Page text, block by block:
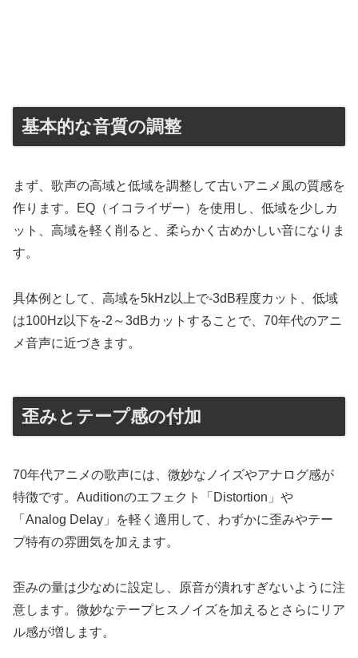
基本的な音質の調整
まず、歌声の高域と低域を調整して古いアニメ風の質感を
作ります。EQ（イコライザー）を使用し、低域を少しカ
ット、高域を軽く削ると、柔らかく古めかしい音になりま
す。
具体例として、高域を5kHz以上で-3dB程度カット、低域
は100Hz以下を-2～3dBカットすることで、70年代のアニ
メ音声に近づきます。
歪みとテープ感の付加
70年代アニメの歌声には、微妙なノイズやアナログ感が
特徴です。Auditionのエフェクト「Distortion」や
「Analog Delay」を軽く適用して、わずかに歪みやテー
プ特有の雰囲気を加えます。
歪みの量は少なめに設定し、原音が潰れすぎないように注
意します。微妙なテープヒスノイズを加えるとさらにリア
ル感が増します。